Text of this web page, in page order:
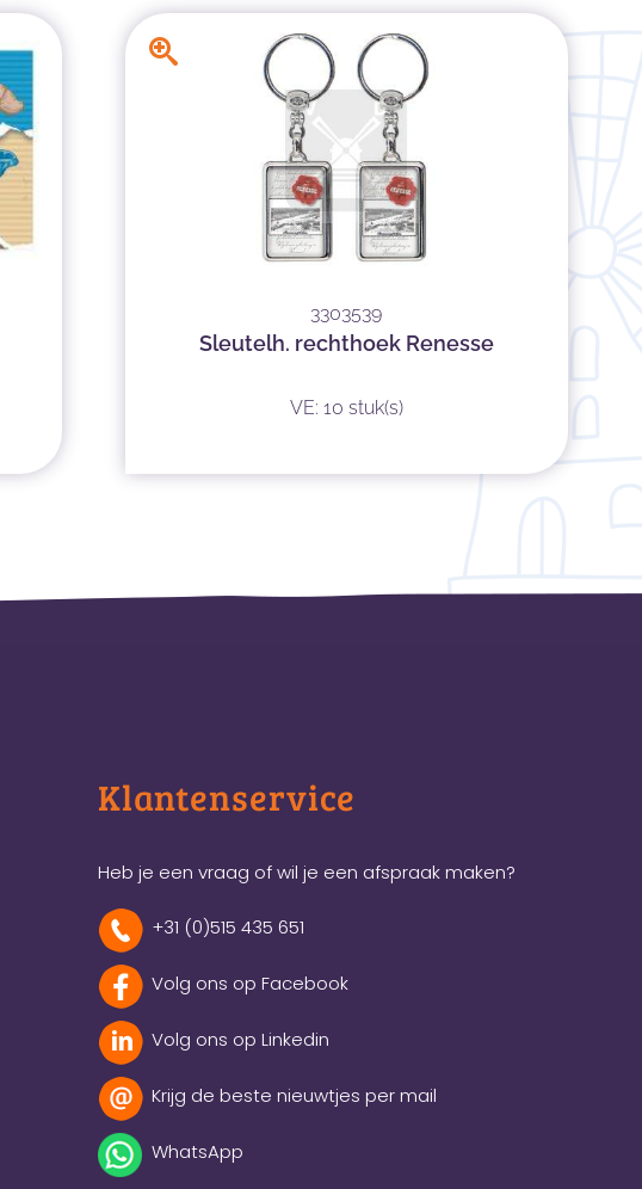
3303539
Sleutelh. rechthoek Renesse
VE: 10 stuk(s)
Klantenservice
Heb je een vraag of wil je een afspraak maken?
+31 (0)515 435 651
Volg ons op Facebook
Volg ons op Linkedin
Krijg de beste nieuwtjes per mail
WhatsApp